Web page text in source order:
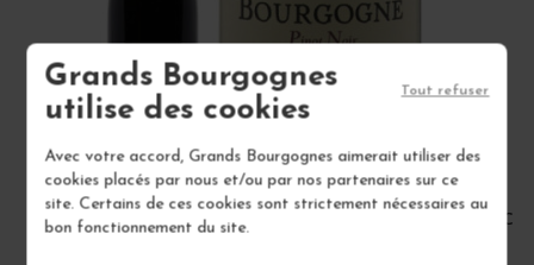
Grands Bourgognes
utilise des cookies
Avec votre accord, Grands Bourgognes aimerait utiliser des
cookies placés par nous et/ou par nos partenaires sur ce
site. Certains de ces cookies sont strictement nécessaires au
bon fonctionnement du site.
Tout refuser
BOURGOGNE PINOT NOIR 2022